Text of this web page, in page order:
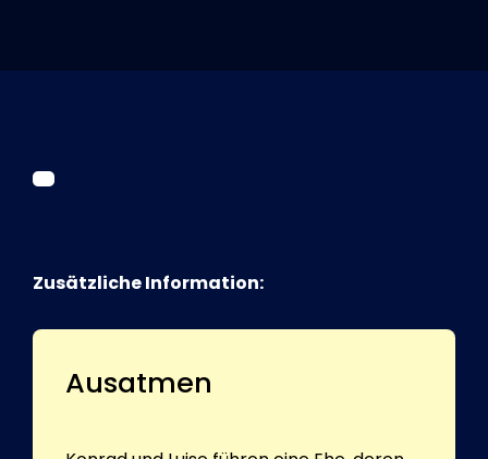
Kurier Romy 2026
Zusätzliche Information:
Ausatmen